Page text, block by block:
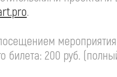
.
билета: 200 руб.